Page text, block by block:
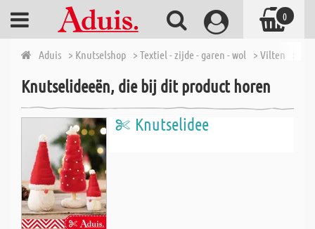
Aduis > Knutselshop > Textiel - zijde - garen - wol > Vilten
Knutselideeën, die bij dit product horen
Knutselidee
0